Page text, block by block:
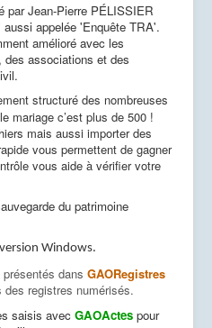
par Jean-Pierre PÉLISSIER
appelée 'Enquête TRA'.
amélioré avec les
des associations et des
structuré des nombreuses
mariage c’est plus de 500 !
mais aussi importer des
vous permettent de gagner
vous aide à vérifier votre
du patrimoine
Windows.
dans GAORegistres
registres numérisés.
saisis avec GAOActes pour